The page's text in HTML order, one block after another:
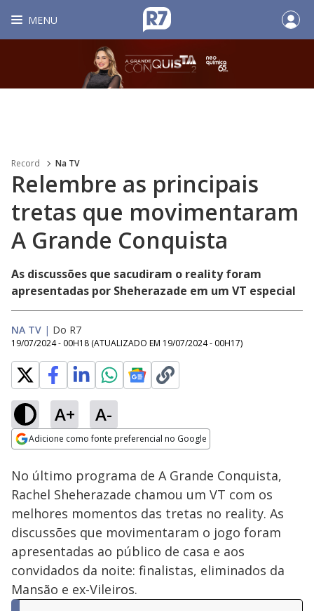
MENU
Record Na TV
Relembre as principais
tretas que movimentaram
A Grande Conquista
As discussões que sacudiram o reality foram
apresentadas por Sheherazade em um VT especial
NA TV | Do R7
19/07/2024 - 00H18 (ATUALIZADO EM 19/07/2024 - 00H17)
A+ A-
Adicione como fonte preferencial no Google
Ativar
Loaded:
17.34%
No último programa de A Grande Conquista,
Rachel Sheherazade chamou um VT com os
melhores momentos das tretas no reality. As
discussões que movimentaram o jogo foram
apresentadas ao público de casa e aos
convidados da noite: finalistas, eliminados da
Mansão e ex-Vileiros.